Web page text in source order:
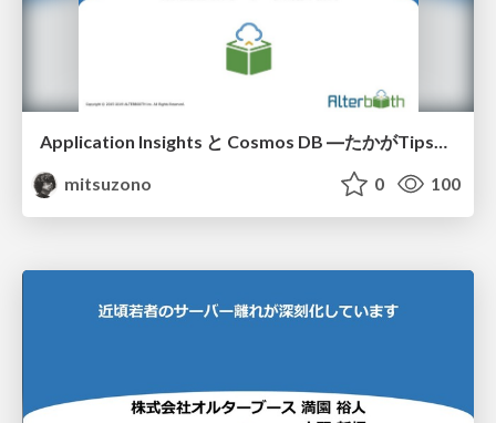
Application Insights と Cosmos DB ―たかがTips、そう思ってないですか？―
mitsuzono
0 100